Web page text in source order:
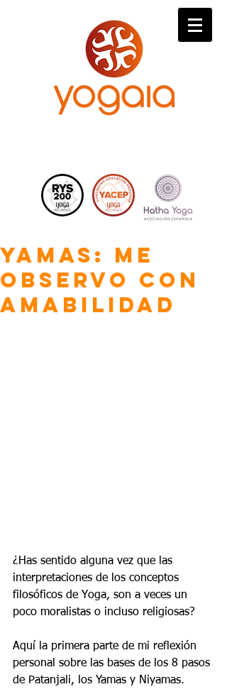
Yamas: me
observo con
amabilidad
¿Has sentido alguna vez que las
interpretaciones de los conceptos
filosóficos de Yoga, son a veces un
poco moralistas o incluso religiosas?
Aquí la primera parte de mi reflexión
personal sobre las bases de los 8 pasos
de Patanjali, los Yamas y Niyamas.